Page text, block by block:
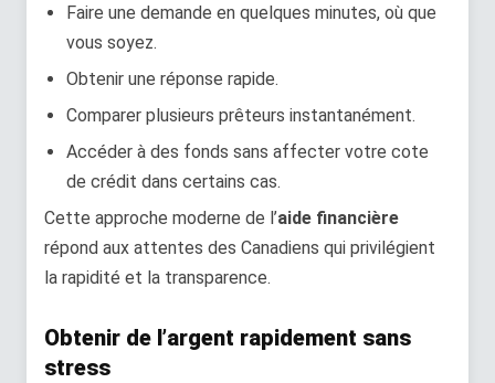
Faire une demande en quelques minutes, où que
vous soyez.
Obtenir une réponse rapide.
Comparer plusieurs prêteurs instantanément.
Accéder à des fonds sans affecter votre cote
de crédit dans certains cas.
Cette approche moderne de l’aide financière
répond aux attentes des Canadiens qui privilégient
la rapidité et la transparence.
Obtenir de l’argent rapidement sans
stress